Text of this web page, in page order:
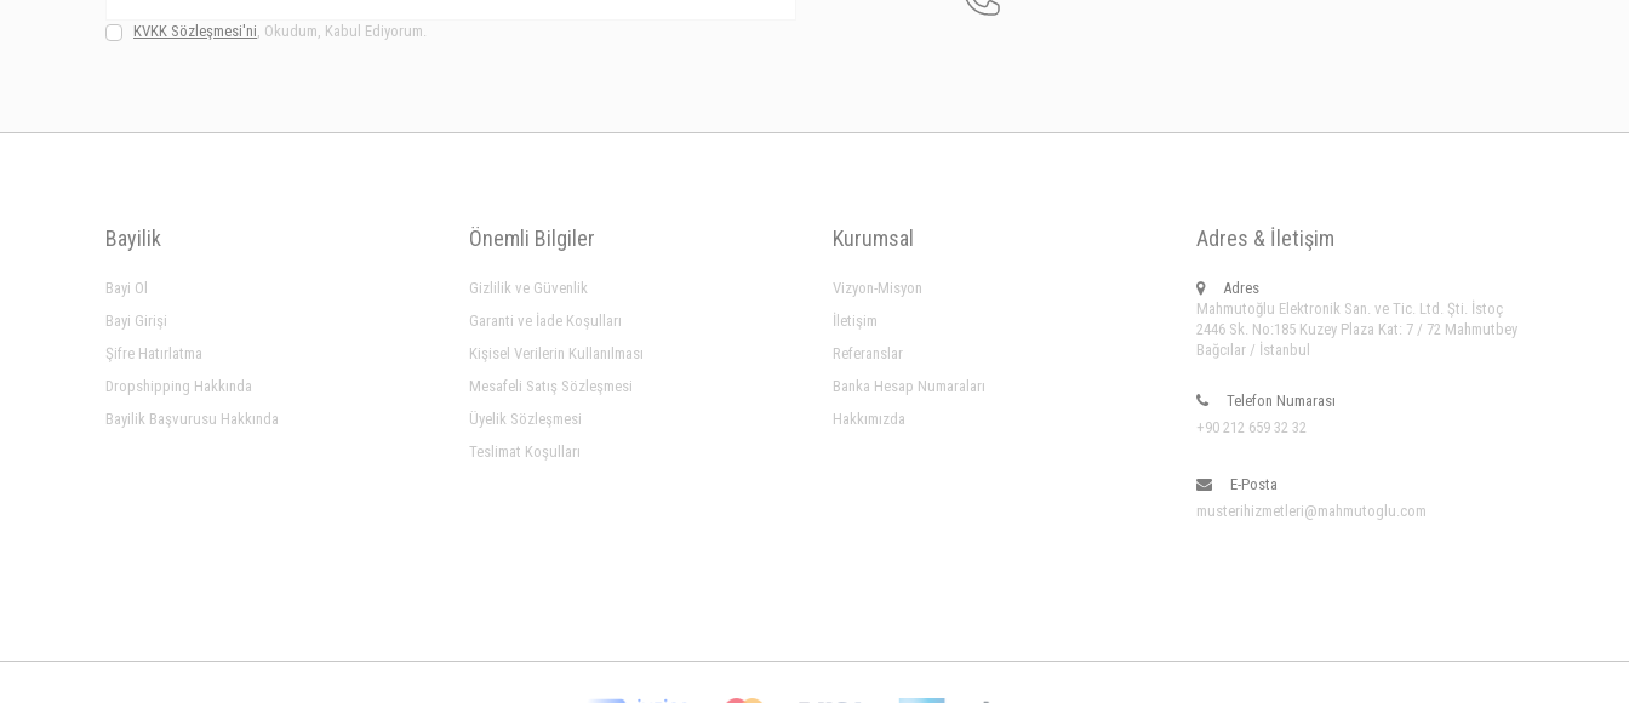
KVKK Sözleşmesi'ni, Okudum, Kabul Ediyorum.
Bayilik
Bayi Ol
Bayi Girişi
Şifre Hatırlatma
Dropshipping Hakkında
Bayilik Başvurusu Hakkında
Önemli Bilgiler
Gizlilik ve Güvenlik
Garanti ve İade Koşulları
Kişisel Verilerin Kullanılması
Mesafeli Satış Sözleşmesi
Üyelik Sözleşmesi
Teslimat Koşulları
Kurumsal
Vizyon-Misyon
İletişim
Referanslar
Banka Hesap Numaraları
Hakkımızda
Adres & İletişim
Adres
Mahmutoğlu Elektronik San. ve Tic. Ltd. Şti. İstoç
2446 Sk. No:185 Kuzey Plaza Kat: 7 / 72 Mahmutbey
Bağcılar / İstanbul
Telefon Numarası
+90 212 659 32 32
E-Posta
musterihizmetleri@mahmutoglu.com